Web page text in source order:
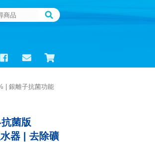
| 銀離子抗菌功能
菌版
器 | 去除礦